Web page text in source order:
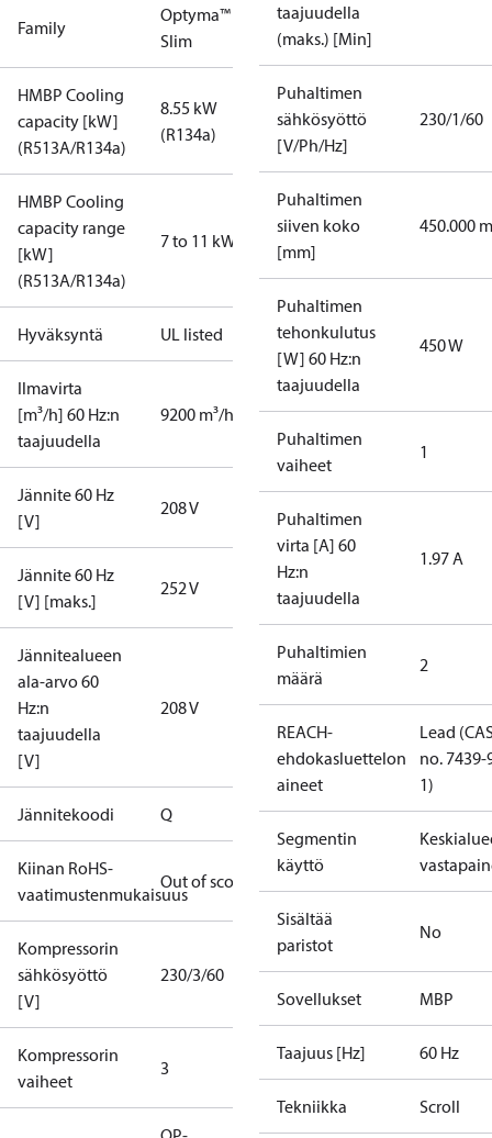
Family
Optyma™
Slim
HMBP Cooling
capacity [kW]
(R513A/R134a)
8.55 kW
(R134a)
HMBP Cooling
capacity range
[kW]
(R513A/R134a)
7 to 11 kW
Hyväksyntä UL listed
Ilmavirta
[m³/h] 60 Hz:n
taajuudella
9200 m³/h
Jännite 60 Hz
[V]
208 V
Jännite 60 Hz
[V] [maks.]
252 V
Jännitealueen
ala-arvo 60
Hz:n
taajuudella
[V]
208 V
Jännitekoodi Q
Kiinan RoHS-
vaatimustenmukaisuus
Out of scope
Kompressorin
sähkösyöttö
[V]
230/3/60
Kompressorin
vaiheet
3
taajuudella
(maks.) [Min]
Puhaltimen
sähkösyöttö
[V/Ph/Hz]
230/1/60
Puhaltimen
siiven koko
[mm]
450.000
Puhaltimen
tehonkulutus
[W] 60 Hz:n
taajuudella
450 W
Puhaltimen
vaiheet
1
Puhaltimen
virta [A] 60
Hz:n
taajuudella
1.97 A
Puhaltimien
määrä
2
REACH-
ehdokasluettelon
aineet
Lead
no. 7439-
1)
Segmentin
käyttö
Sisältää
paristot
No
Sovellukset MBP
Taajuus [Hz] 60 Hz
Tekniikka Scroll